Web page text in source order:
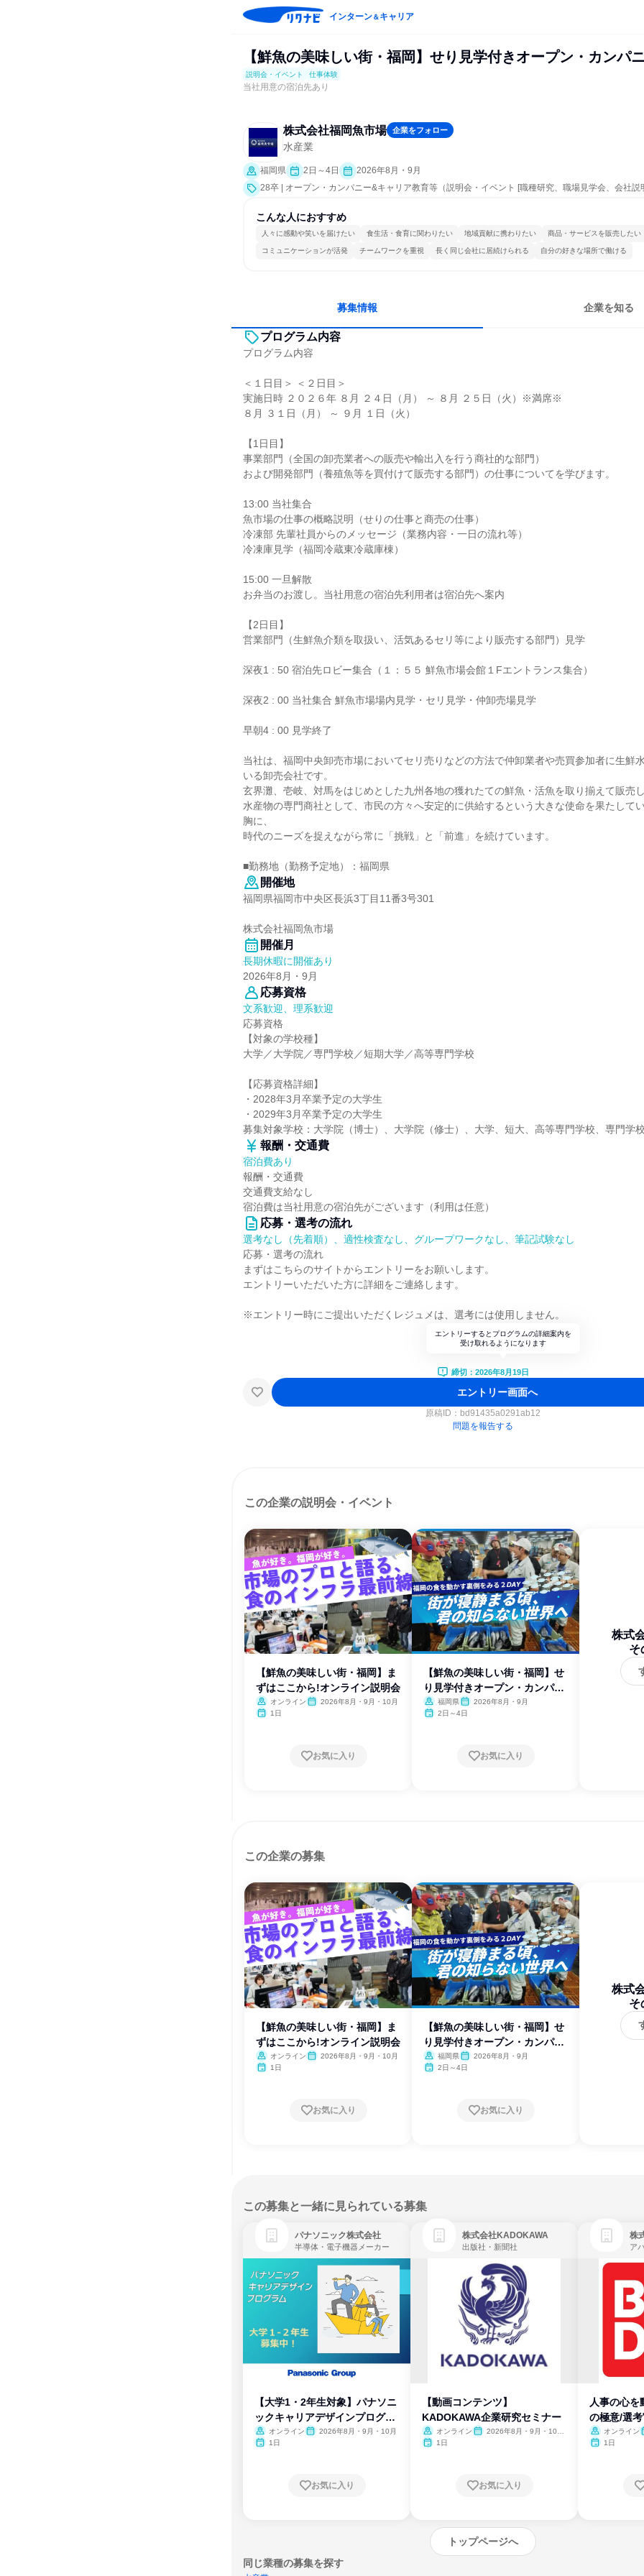
インターン＆キャリア
【鮮魚の美味しい街・福岡】せり見学付きオープン・カンパ
説明会・イベント 仕事体験
当社用意の宿泊先あり
株式会社福岡魚市場 企業をフォロー
水産業
福岡県 2日～4日
2026年8月・9月
28卒 | オープン・カンパニー&キャリア教育等（説明会・イベント [職種研究、職場見学会、会社説
こんな人におすすめ
人々に感動や笑いを届けたい 食生活・食育に関わりたい 地域貢献に携わりたい 商品・サービスを販売したい
コミュニケーションが活発 チームワークを重視 長く同じ会社に居続けられる 自分の好きな場所で働ける
募集情報 企業を知る
プログラム内容
プログラム内容
＜１日目＞ ＜２日目＞
実施日時 ２０２６年 ８月 ２４日（月） ～ ８月 ２５日（火）※満席※
８月 ３１日（月） ～ ９月 １日（火）
【1日目】
事業部門（全国の卸売業者への販売や輸出入を行う商社的な部門）
および開発部門（養殖魚等を買付けて販売する部門）の仕事についてを学びます。
13:00 当社集合
魚市場の仕事の概略説明（せりの仕事と商売の仕事）
冷凍部 先輩社員からのメッセージ（業務内容・一日の流れ等）
冷凍庫見学（福岡冷蔵東冷蔵庫棟）
15:00 一旦解散
お弁当のお渡し。当社用意の宿泊先利用者は宿泊先へ案内
【2日目】
営業部門（生鮮魚介類を取扱い、活気あるセリ等により販売する部門）見学
深夜1 : 50 宿泊先ロビー集合（１：５５ 鮮魚市場会館１Fエントランス集合）
深夜2 : 00 当社集合 鮮魚市場場内見学・セリ見学・仲卸売場見学
早朝4 : 00 見学終了
当社は、福岡中央卸売市場においてセリ売りなどの方法で仲卸業者や売買参加者に生鮮
いる卸売会社です。
玄界灘、壱岐、対馬をはじめとした九州各地の獲れたての鮮魚・活魚を取り揃えて販売し
水産物の専門商社として、市民の方々へ安定的に供給するという大きな使命を果たして
胸に、
時代のニーズを捉えながら常に「挑戦」と「前進」を続けています。
■勤務地（勤務予定地）：福岡県
開催地
福岡県福岡市中央区長浜3丁目11番3号301
株式会社福岡魚市場
開催月
長期休暇に開催あり
2026年8月・9月
応募資格
文系歓迎、理系歓迎
応募資格
【対象の学校種】
大学／大学院／専門学校／短期大学／高等専門学校
【応募資格詳細】
・2028年3月卒業予定の大学生
・2029年3月卒業予定の大学生
募集対象学校：大学院（博士）、大学院（修士）、大学、短大、高等専門学校、専門学校
報酬・交通費
宿泊費あり
報酬・交通費
交通費支給なし
宿泊費は当社用意の宿泊先がございます（利用は任意）
応募・選考の流れ
選考なし（先着順）、適性検査なし、グループワークなし、筆記試験なし
応募・選考の流れ
まずはこちらのサイトからエントリーをお願いします。
エントリーいただいた方に詳細をご連絡します。
※エントリー時にご提出いただくレジュメは、選考には使用しません。
エントリーするとプログラムの詳細案内を
受け取れるようになります
締切：2026年8月19日
エントリー画面へ
原稿ID： bd91435a0291ab12
問題を報告する
この企業の説明会・イベント
【鮮魚の美味しい街・福岡】ま
ずはここから!オンライン説明会
オンライン
2026年8月・9月・10月
1日
お気に入り
【鮮魚の美味しい街・福岡】せ
り見学付きオープン・カンパニ
ー! 福岡県
2026年8月・9月
2日～4日
お気に入り
株式
そ
この企業の募集
【鮮魚の美味しい街・福岡】ま
ずはここから!オンライン説明会
オンライン
2026年8月・9月・10月
1日
お気に入り
【鮮魚の美味しい街・福岡】せ
り見学付きオープン・カンパニ
ー! 福岡県
2026年8月・9月
2日～4日
お気に入り
株式
そ
この募集と一緒に見られている募集
パナソニック株式会社
半導体・電子機器メーカー
【大学1・2年生対象】パナソニ
ックキャリアデザインプログラ
ム
オンライン
2026年8月・9月・10月
1日
お気に入り
株式会社KADOKAWA
出版社・新聞社
【動画コンテンツ】
KADOKAWA企業研究セミナー
オンライン
2026年8月・9月・10
1日
お気に入り
株
人事の心を
の極意/選
開
オンライン
1日
トップページへ
同じ業種の募集を探す